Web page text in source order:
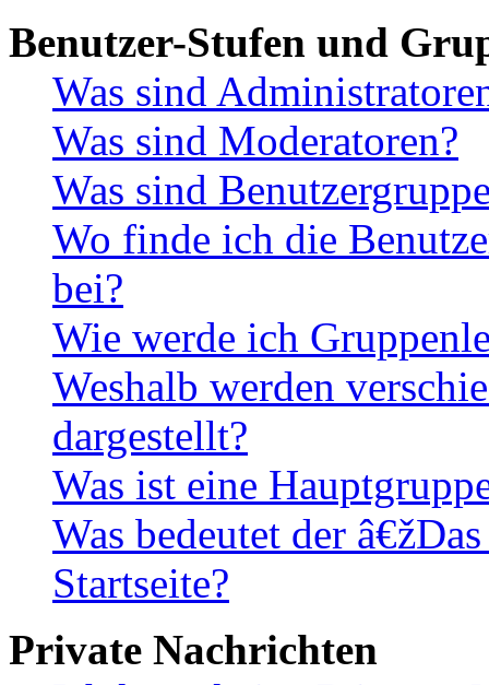
Benutzer-Stufen und
Was sind
Was sind Moderatoren?
Was sind
Wo finde ich die
bei?
Wie werde ich
Weshalb werden
dargestellt?
Was ist eine
Was bedeutet der
Startseite?
Private Nachrichten